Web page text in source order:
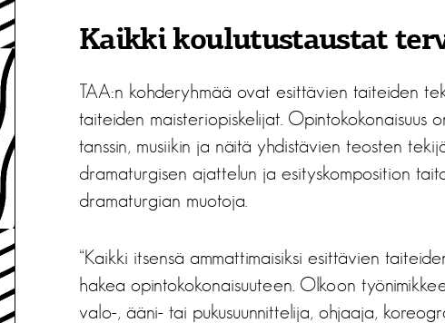
Kaikki koulutustaustat
TAA:n kohderyhmää ovat esittävien taiteiden
taiteiden maisteriopiskelijat. Opintokokonaisuus
tanssin, musiikin ja näitä yhdistävien teosten
dramaturgisen ajattelun ja esityskomposition
dramaturgian muotoja.
“Kaikki itsensä ammattimaisiksi esittävien
hakea opintokokonaisuuteen. Olkoon
valo-, ääni- tai pukusuunnittelija, ohjaaja,